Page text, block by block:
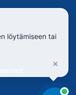
löytämiseen tai
×